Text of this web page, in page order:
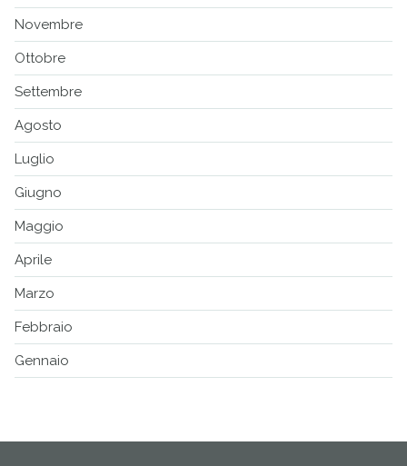
Novembre
Ottobre
Settembre
Agosto
Luglio
Giugno
Maggio
Aprile
Marzo
Febbraio
Gennaio